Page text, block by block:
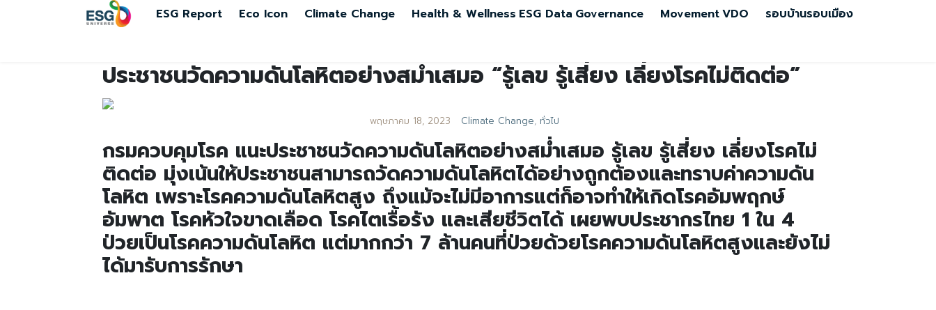
ESG Report Eco Icon Climate Change Health & Wellness ESG Data Governance MovementVDO รอบบ้านรอบเมือง
ประชาชนวัดความดันโลหิตอย่างสม่ำเสมอ “รู้เลข รู้เสี่ยง เลี่ยงโรคไม่ติดต่อ”
พฤษภาคม 18, 2023 Climate Change, ทั่วไป
กรมควบคุมโรค แนะประชาชนวัดความดันโลหิตอย่างสม่ำเสมอ รู้เลข รู้เสี่ยง เลี่ยงโรคไม่
ติดต่อ มุ่งเน้นให้ประชาชนสามารถวัดความดันโลหิตได้อย่างถูกต้องและทราบค่าความดัน
โลหิต เพราะโรคความดันโลหิตสูง ถึงแม้จะไม่มีอาการแต่ก็อาจทำให้เกิดโรคอัมพฤกษ์
อัมพาต โรคหัวใจขาดเลือด โรคไตเรื้อรัง และเสียชีวิตได้ เผยพบประชากรไทย 1 ใน 4
ป่วยเป็นโรคความดันโลหิต แต่มากกว่า 7 ล้านคนที่ป่วยด้วยโรคความดันโลหิตสูงและยังไม่
ได้มารับการรักษา